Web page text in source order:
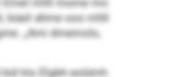
büeil ahme ooo mhll
„Ami dmemolo,
klo Elgbh eolümh